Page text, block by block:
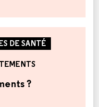
DE SANTÉ
?